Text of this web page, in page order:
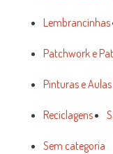
Lembrancinhas
Patchwork e
Pinturas e
Reciclagens
Sem categoria